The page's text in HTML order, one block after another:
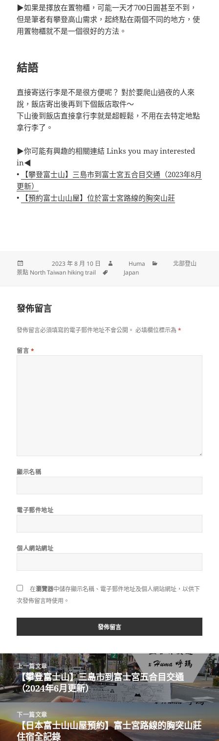
▶如果是擇放在置物櫃，可能一天才700日圓甚至不到，
但是筆者有攀登高山需求，起終點在兩個不同的地方，使
用置物櫃就不是一個很好的方法。
結語
直接寄送行李是不是很方便呢？ 對於要爬山過夜的人來
說，飯店寄出後再到下個飯店取件～
下山後到飯店直接拿行李就是超輕鬆，不用在去特定地點
拿行李了。
▶你可能有興趣的相關連結 Links you may interested
in◀
•
【攀登富士山】三島市到富士宮五合目交通（2023年8月
更新）
•
【預約富士山山屋】位於富士宮路線的胸突山莊
發佈日期:2023 年 8 月 10 日 Huma 分類北部登山
景點 North Taiwan hiking trail
Japan
發佈留言
發佈留言必須填寫的電子郵件地址不會公開。 必填欄位標示為*
留言 *
顯示名稱
電子郵件地址
個人網站網址
在瀏覽器中儲存顯示名稱、電子郵件地址及個人網站網址，以供下
次發佈留言時使用。
文
章
導
覽
上一篇文章
上
一
篇
文
章:
【攀登富士山】三島市到富士宮五合目交通
（2024年6月更新）
下一篇文章
下
一
【日本富士山山屋預約】富士宮路線的胸突山莊
住宿全記錄